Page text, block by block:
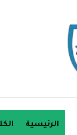
الرئيسية